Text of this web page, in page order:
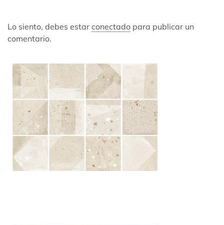
Lo siento, debes estar conectado para publicar un
comentario.